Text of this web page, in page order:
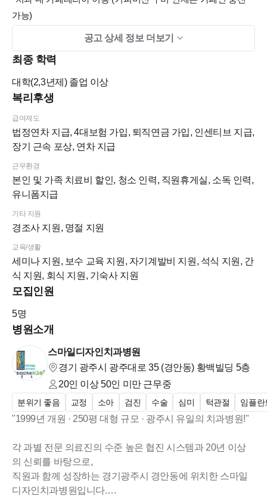
가능)
*직원 전용 탈의실 및 개인 락커 구비
*다양한 임상 실습 및 원내 외 교육 세미나 기회 부여
*명찰, 유니폼 지원
*자체기공실 운영
*전자차트 사용 *구강스캐너 사용( 트리오스 / I iTero )
*마스크 지급
*직원간식 상시 제공
공고 상세 정보 더보기
최종 학력
대학(2,3년제)졸업 이상
복리후생
급여제도
법정연차 지급, 4대보험 가입, 퇴직연금 가입, 인센티브 지급,
장기 근속 포상, 연차 지급
근무환경
본인 및 가족 치료비 할인, 청소 인력, 직원휴게실, 소독 인력,
유니폼지급
기타 지원
경조사 지원, 명절 지원
교육/생활
세미나 지원, 보수 교육 지원, 자기계발비 지원, 석식 지원, 간
식 지원, 회식 지원, 기숙사 지원
모집인원
5명
병원소개
스마일디자인치과병원
경기 광주시 광주대로 35 (경안동) 황백빌딩 5층
20인 이상 50인 미만근무중
분위기 좋음 교정 소아 검진 수술 심미 턱관절 임플란
"1999년 개원 · 250평 대형 규모 · 광주시 유일의 치과병원!"
각 과별 전문 의료진의 수준 높은 협진 시스템과 20년 이상
의 신뢰를 바탕으로,
직원과 함께 성장하는 경기광주시 경안동에 위치한 스마일
디자인치과병원입니다.